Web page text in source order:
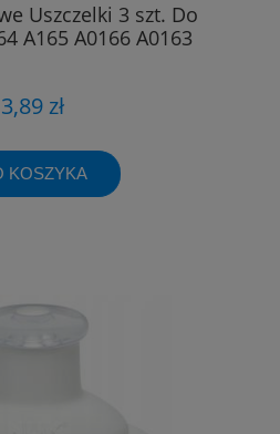
Uszczelki 3 szt. Do
A165 A0166 A0163
3,89 zł
KOSZYKA